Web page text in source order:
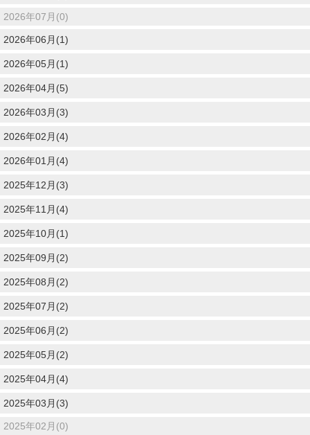
2026年07月(0)
2026年06月(1)
2026年05月(1)
2026年04月(5)
2026年03月(3)
2026年02月(4)
2026年01月(4)
2025年12月(3)
2025年11月(4)
2025年10月(1)
2025年09月(2)
2025年08月(2)
2025年07月(2)
2025年06月(2)
2025年05月(2)
2025年04月(4)
2025年03月(3)
2025年02月(0)